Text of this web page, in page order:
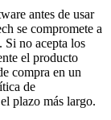
antes de usar
se compromete a
Si no acepta los
el producto
compra en un
de
plazo más largo.